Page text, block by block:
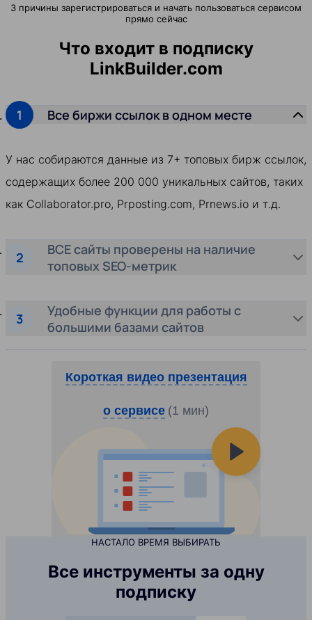
3 причины зарегистрироваться и начать пользоваться сервисом
прямо сейчас
Что входит в подписку
LinkBuilder.com
Все биржи ссылок в одном месте
У нас собираются данные из 7+ топовых бирж ссылок,
содержащих более 200 000 уникальных сайтов, таких
как Collaborator.pro, Prposting.com, Prnews.io и т.д.
ВСЕ сайты проверены на наличие
топовых SEO-метрик
Удобные функции для работы с
большими базами сайтов
Короткая видео презентация
о сервисе (1 мин)
НАСТАЛО ВРЕМЯ ВЫБИРАТЬ
Все инструменты за одну
подписку